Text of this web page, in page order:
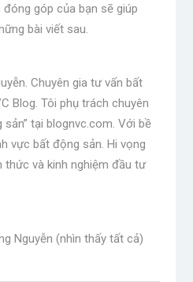
góp của bạn sẽ giúp
bài viết sau.
Chuyên gia tư vấn bất
Blog. Tôi phụ trách chuyên
tại blognvc.com. Với bề
vực bất động sản. Hi vọng
​​thức và kinh nghiệm đầu tư
Nguyễn (nhìn thấy tất cả)